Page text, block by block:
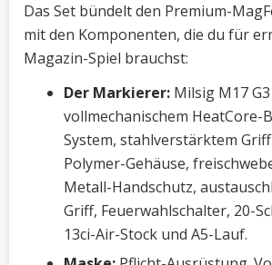
Das Set bündelt den Premium-
mit den Komponenten, die du für
Magazin-Spiel brauchst:
Der Markierer: Milsig M17
vollmechanischem HeatCore-
System, stahlverstärktem
Polymer-Gehäuse,
Metall-Handschutz,
Griff, Feuerwahlschalter, 20-
13ci-Air-Stock und A5-Lauf.